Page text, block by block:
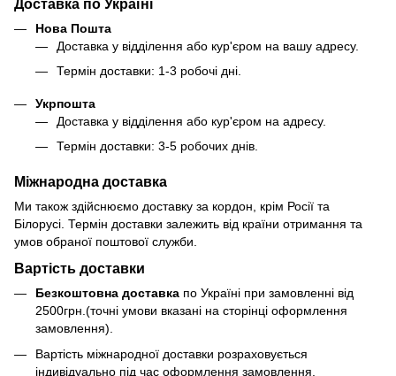
Доставка по Україні
Нова Пошта
Доставка у відділення або кур'єром на вашу адресу.
Термін доставки: 1-3 робочі дні.
Укрпошта
Доставка у відділення або кур'єром на адресу.
Термін доставки: 3-5 робочих днів.
Міжнародна доставка
Ми також здійснюємо доставку за кордон, крім Росії та
Білорусі. Термін доставки залежить від країни отримання та
умов обраної поштової служби.
Вартість доставки
Безкоштовна доставка по Україні при замовленні від
2500грн.(точні умови вказані на сторінці оформлення
замовлення).
Вартість міжнародної доставки розраховується
індивідуально під час оформлення замовлення.